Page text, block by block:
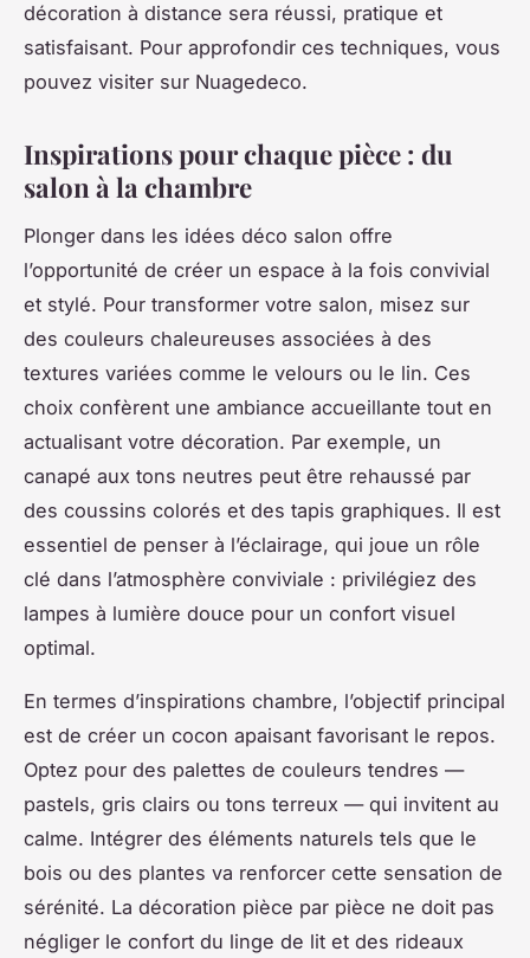
décoration à distance sera réussi, pratique et
satisfaisant. Pour approfondir ces techniques, vous
pouvez visiter sur Nuagedeco.
Inspirations pour chaque pièce : du
salon à la chambre
Plonger dans les idées déco salon offre
l’opportunité de créer un espace à la fois convivial
et stylé. Pour transformer votre salon, misez sur
des couleurs chaleureuses associées à des
textures variées comme le velours ou le lin. Ces
choix confèrent une ambiance accueillante tout en
actualisant votre décoration. Par exemple, un
canapé aux tons neutres peut être rehaussé par
des coussins colorés et des tapis graphiques. Il est
essentiel de penser à l’éclairage, qui joue un rôle
clé dans l’atmosphère conviviale : privilégiez des
lampes à lumière douce pour un confort visuel
optimal.
En termes d’inspirations chambre, l’objectif principal
est de créer un cocon apaisant favorisant le repos.
Optez pour des palettes de couleurs tendres —
pastels, gris clairs ou tons terreux — qui invitent au
calme. Intégrer des éléments naturels tels que le
bois ou des plantes va renforcer cette sensation de
sérénité. La décoration pièce par pièce ne doit pas
négliger le confort du linge de lit et des rideaux